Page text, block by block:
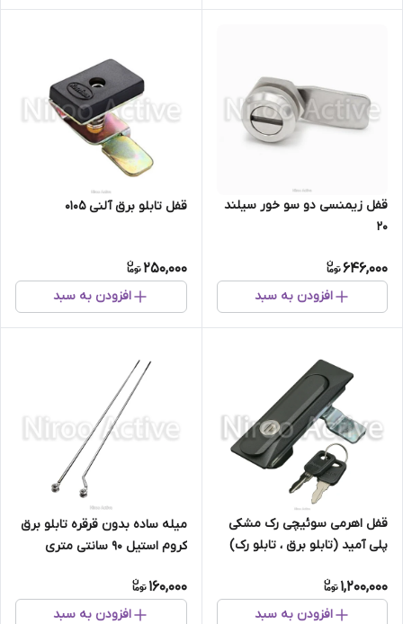
قفل زیمنسی دو سو خور سیلند
۲۰
646,000
افزودن به سبد
قفل تابلو برق آلنی ۰۱۰۵
250,000
افزودن به سبد
قفل اهرمی سوئیچی رک مشکی
پلی آمید (تابلو برق ، تابلو رک)
1,200,000
افزودن به سبد
میله ساده بدون قرقره تابلو برق
کروم استیل ۹۰ سانتی متری
160,000
افزودن به سبد